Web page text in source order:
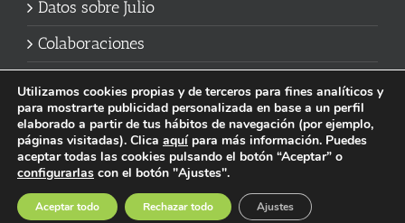
Datos sobre Julio
Colaboraciones
Política de cookies | Información legal y privacidad
| Web mantenida
porStudi7
Facebook YouTubeInstagramSpotify
Bluesky
social
Threads
Utilizamos cookies propias y de terceros para fines analíticos y
para mostrarte publicidad personalizada en base a un perfil
elaborado a partir de tus hábitos de navegación (por ejemplo,
páginas visitadas). Clica aquípara más información. Puedes
aceptar todas las cookies pulsando el botón “Aceptar” o
configurarlas con el botón "Ajustes".
Aceptar todo Rechazar todo Ajustes